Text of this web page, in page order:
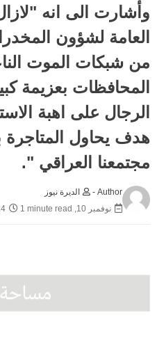
وأشارت الى انه
العامة لشؤون
من شبكات الموت
المحافظات بعزيمة
الرجال على اهبة
هدف يحاول المتاجرة
مجتمعنا العراقي ".
Author -
الديرة نيوز
نوفمبر 10, 2024
1 minute read